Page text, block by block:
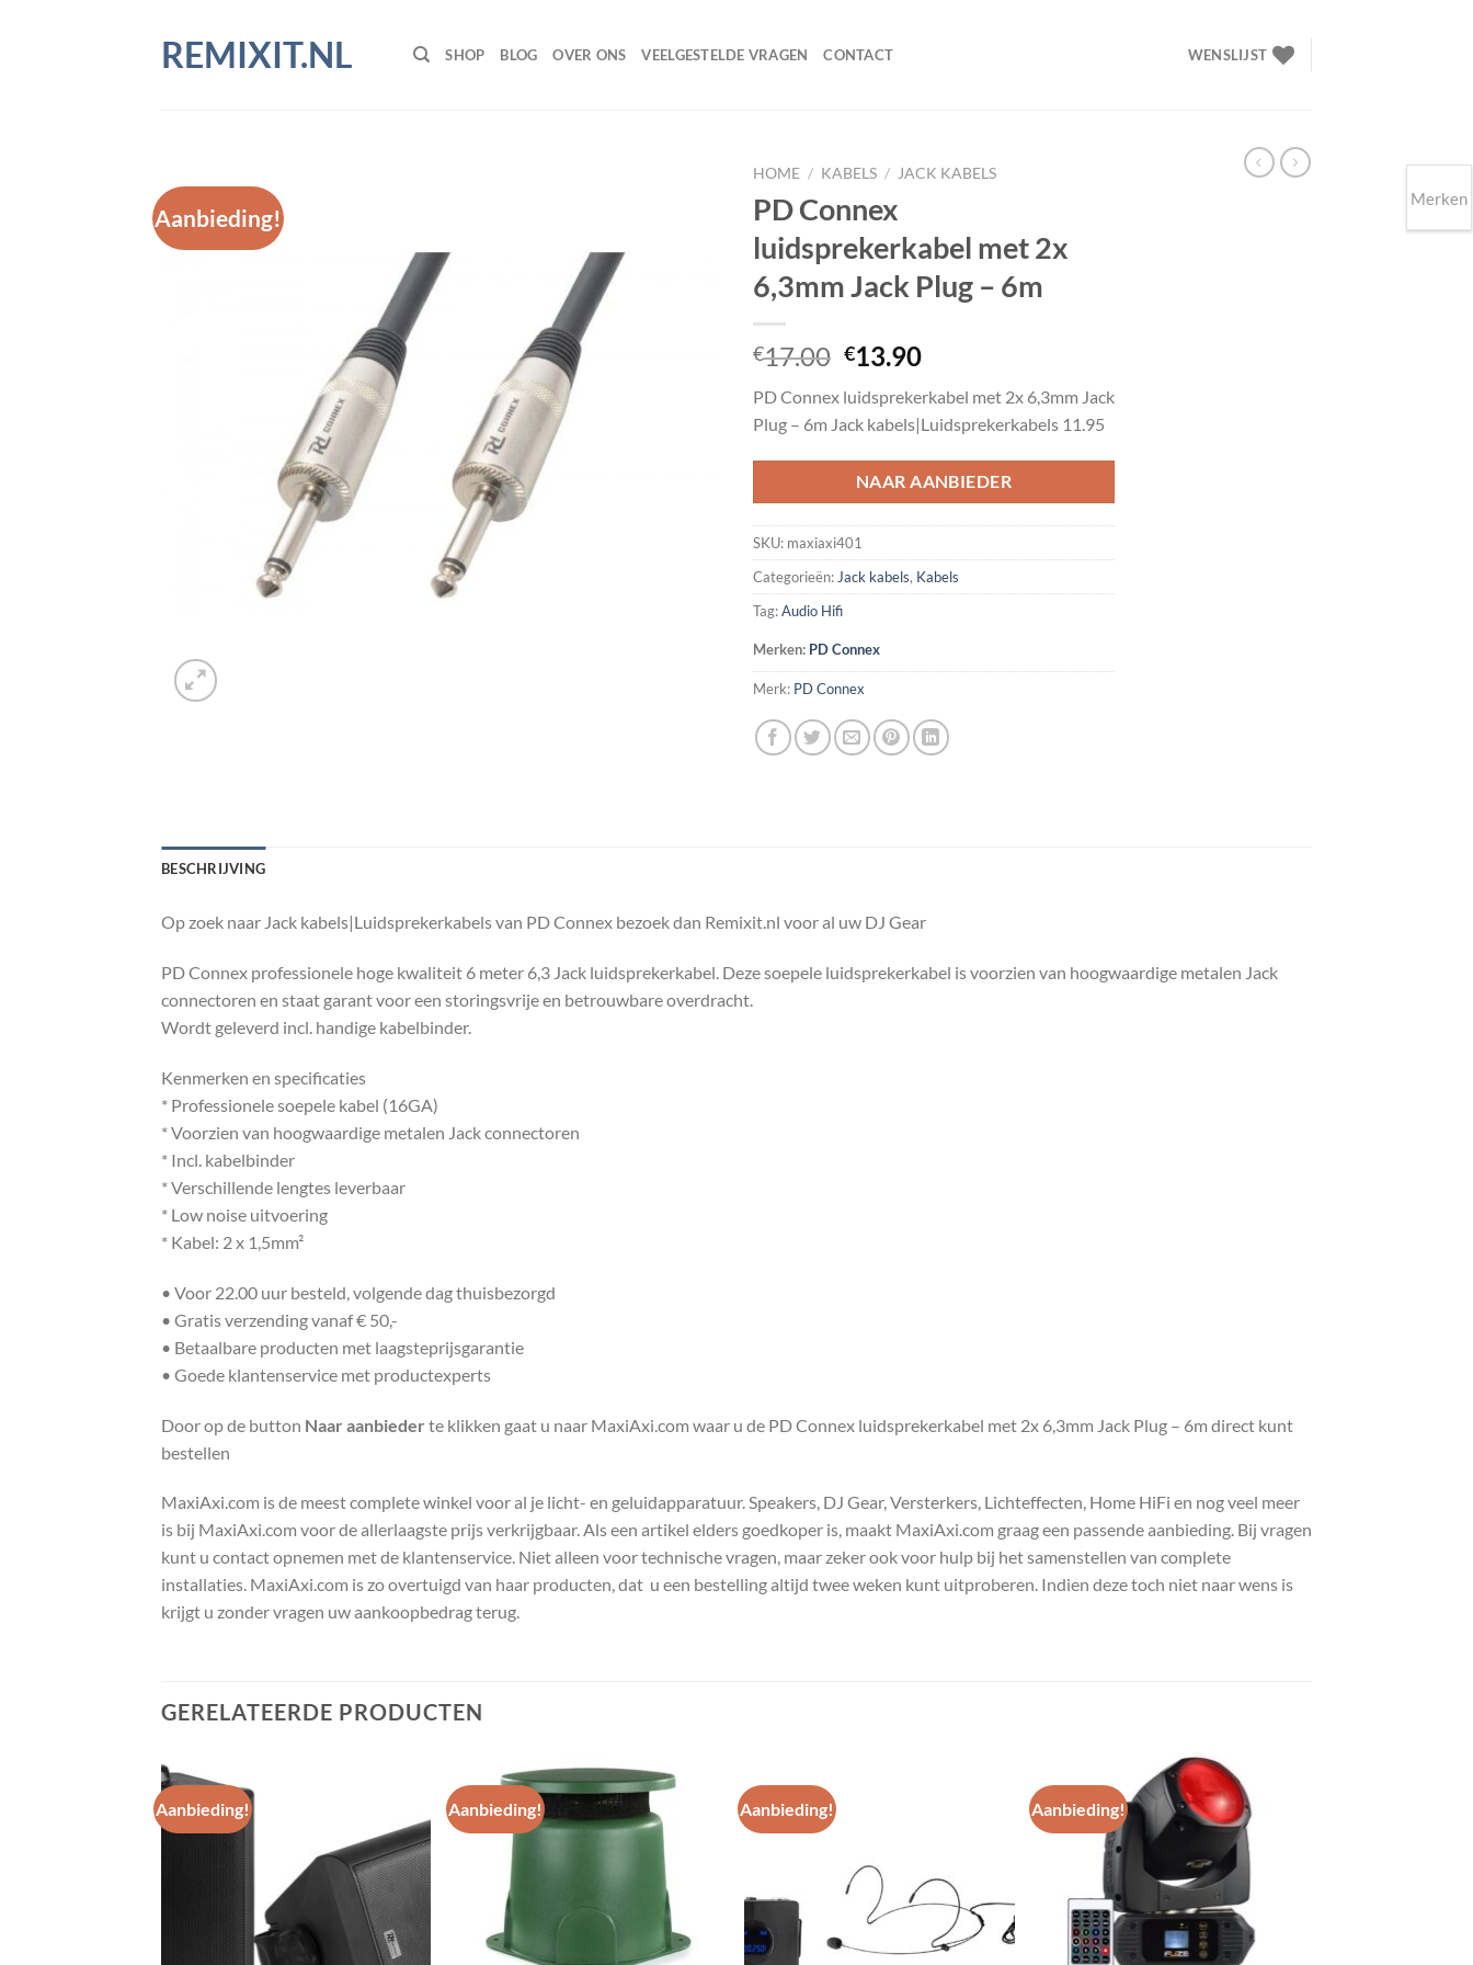
REMIXIT.NL SHOP BLOG OVER ONS VEELGESTELDE VRAGEN CONTACT WENSLIJST
Aanbieding!
HOME / KABELS / JACK KABELS
PD Connex
luidsprekerkabel met 2x
6,3mm Jack Plug – 6m
€17.00 Oorspronkelijke
was:
€17.00.
€13.90Huidige
is:
€13.90.
PD Connex luidsprekerkabel met 2x 6,3mm Jack
Plug – 6m Jack kabels|Luidsprekerkabels 11.95
NAAR AANBIEDER
SKU: maxiaxi401
Categorieën:Jack kabels, Kabels
Tag:Audio Hifi
Merken: PD Connex
Merk: PD Connex
BESCHRIJVING
Op zoek naar Jack kabels|Luidsprekerkabels van PD Connex bezoek dan Remixit.nl voor al uw DJ Gear
PD Connex professionele hoge kwaliteit 6 meter 6,3 Jack luidsprekerkabel. Deze soepele luidsprekerkabel is voorzien van hoogwaardige metalen Jack
connectoren en staat garant voor een storingsvrije en betrouwbare overdracht.
Wordt geleverd incl. handige kabelbinder.
Kenmerken en specificaties
* Professionele soepele kabel (16GA)
* Voorzien van hoogwaardige metalen Jack connectoren
* Incl. kabelbinder
* Verschillende lengtes leverbaar
* Low noise uitvoering
* Kabel: 2 x 1,5mm²
• Voor 22.00 uur besteld, volgende dag thuisbezorgd
• Gratis verzending vanaf € 50,-
• Betaalbare producten met laagsteprijsgarantie
• Goede klantenservice met productexperts
Door op de button Naar aanbieder te klikken gaat u naar MaxiAxi.com waar u de PD Connex luidsprekerkabel met 2x 6,3mm Jack Plug – 6m direct kunt
bestellen
MaxiAxi.com is de meest complete winkel voor al je licht- en geluidapparatuur. Speakers, DJ Gear, Versterkers, Lichteffecten, Home HiFi en nog veel meer
is bij MaxiAxi.com voor de allerlaagste prijs verkrijgbaar. Als een artikel elders goedkoper is, maakt MaxiAxi.com graag een passende aanbieding. Bij vragen
kunt u contact opnemen met de klantenservice. Niet alleen voor technische vragen, maar zeker ook voor hulp bij het samenstellen van complete
installaties. MaxiAxi.com is zo overtuigd van haar producten, dat u een bestelling altijd twee weken kunt uitproberen. Indien deze toch niet naar wens is
krijgt u zonder vragen uw aankoopbedrag terug.
GERELATEERDE PRODUCTEN
Aanbieding!
Toevoegen
aan
wenslijst
Aanbieding!
aan
wenslijst
Aanbieding!
wenslijst
Aanbieding!
Toevoegen
Merken